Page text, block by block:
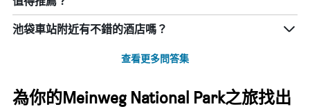
池袋車站附近有不錯的酒店嗎？
查看更多問答集
為你的Meinweg National Park之旅找出